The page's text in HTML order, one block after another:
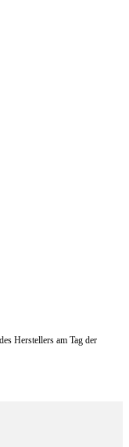
Herstellers am Tag der